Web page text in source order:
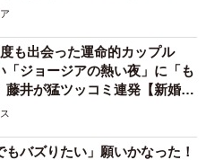
も出会った運命的カップル
「ジョージアの熱い夜」に「も
藤井が猛ツッコミ連発【新婚さ
もバズりたい」願いかなった！